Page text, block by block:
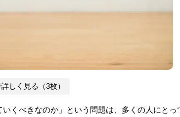
しく見る（3枚）
くべきなのか」という問題は、多くの人にとっ